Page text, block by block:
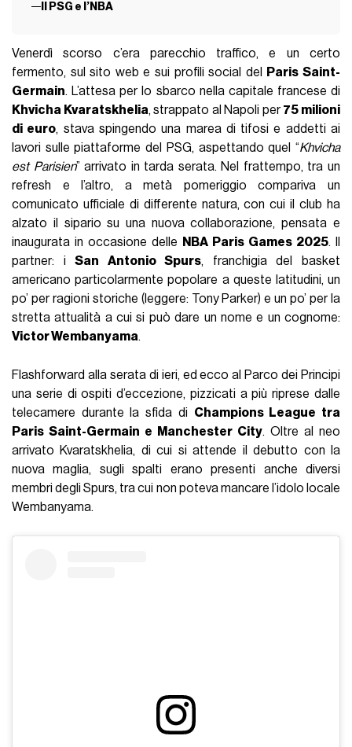
Il PSG e l’NBA
Venerdì scorso c’era parecchio traffico, e un certo
fermento, sul sito web e sui profili social del
Paris Saint-
Germain. L’attesa per lo sbarco nella capitale francese di
Khvicha Kvaratskhelia, strappato al Napoli per75 milioni
di euro, stava spingendo una marea di tifosi e addetti ai
lavori sulle piattaforme del PSG, aspettando quel “Khvicha
est Parisien” arrivato in tarda serata. Nel frattempo, tra un
refresh e l’altro, a metà pomeriggio compariva un
comunicato ufficiale di differente natura, con cui il club ha
alzato il sipario su una nuova collaborazione, pensata e
inaugurata in occasione delle
NBA Paris Games 2025. Il
partner: iSan Antonio Spurs, franchigia del basket
americano particolarmente popolare a queste latitudini, un
po’ per ragioni storiche (leggere: Tony Parker) e un po’ per la
stretta attualità a cui si può dare un nome e un cognome:
Victor Wembanyama.
Flashforward alla serata di ieri, ed ecco al Parco dei Principi
una serie di ospiti d’eccezione, pizzicati a più riprese dalle
telecamere durante la sfida di Champions League tra
Paris Saint-Germain e Manchester City. Oltre al neo
arrivato Kvaratskhelia, di cui si attende il debutto con la
nuova maglia, sugli spalti erano presenti anche diversi
membri degli Spurs, tra cui non poteva mancare l’idolo locale
Wembanyama.